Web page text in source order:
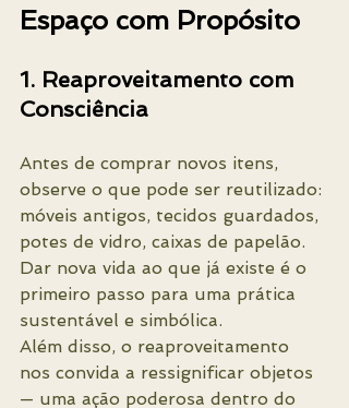
Espaço com Propósito
1. Reaproveitamento com
Consciência
Antes de comprar novos itens,
observe o que pode ser reutilizado:
móveis antigos, tecidos guardados,
potes de vidro, caixas de papelão.
Dar nova vida ao que já existe é o
primeiro passo para uma prática
sustentável e simbólica.
Além disso, o reaproveitamento
nos convida a ressignificar objetos
— uma ação poderosa dentro do